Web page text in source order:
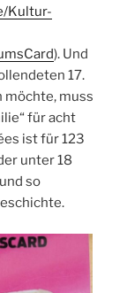
Kultur-
). Und
17.
möchte, muss
für acht
ist für 123
unter 18
so